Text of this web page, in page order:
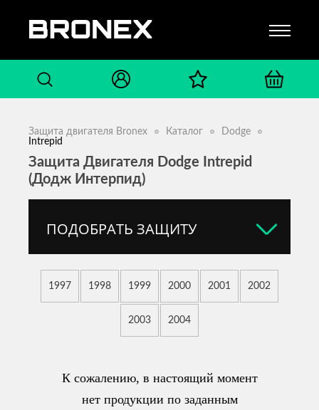
Защита двигателя Bronex Каталог
Dodge
Intrepid
Защита Двигателя Dodge Intrepid
(Додж Интерпид)
ПОДОБРАТЬ ЗАЩИТУ
1997 1998 1999 2000 2001 2002
2003 2004
К сожалению, в настоящий момент
нет продукции по заданным